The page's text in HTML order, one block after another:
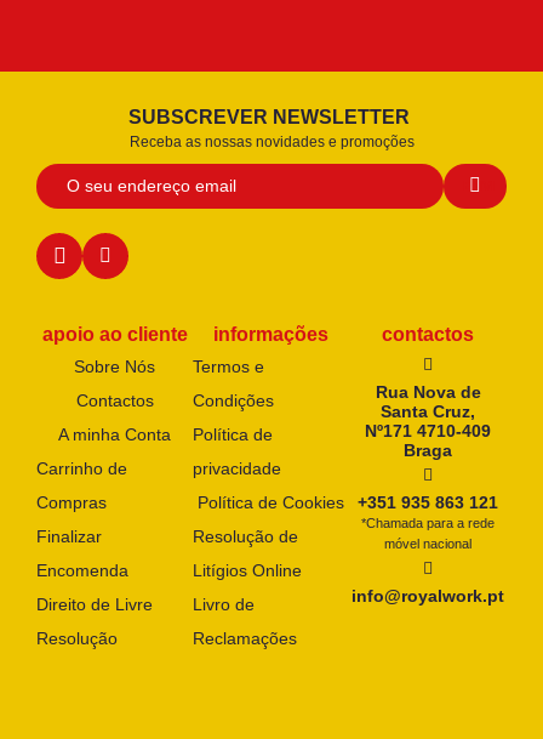
SUBSCREVER NEWSLETTER
Receba as nossas novidades e promoções
apoio ao cliente
Sobre Nós
Contactos
A minha Conta
Carrinho de
Compras
Finalizar
Encomenda
Direito de Livre
Resolução
informações
Termos e
Condições
Política de
privacidade
Política de Cookies
Resolução de
Litígios Online
Livro de
Reclamações
contactos
Rua Nova de
Santa Cruz,
Nº171 4710-409
Braga
+351 935 863 121
*Chamada para a rede
móvel nacional
info@royalwork.pt